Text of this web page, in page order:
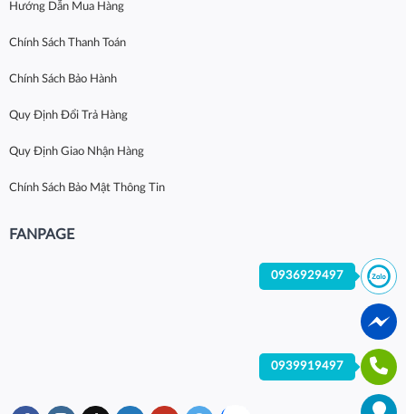
Hướng Dẫn Mua Hàng
Chính Sách Thanh Toán
Chính Sách Bảo Hành
Quy Định Đổi Trả Hàng
Quy Định Giao Nhận Hàng
Chính Sách Bảo Mật Thông Tin
FANPAGE
0936929497
0939919497